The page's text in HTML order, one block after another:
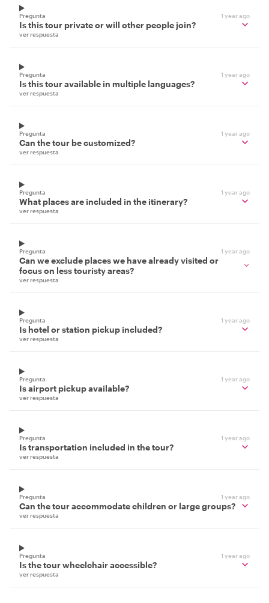
Pregunta 1 year ago
Is this tour private or will other people join?
ver respuesta
Pregunta 1 year ago
Is this tour available in multiple languages?
ver respuesta
Pregunta 1 year ago
Can the tour be customized?
ver respuesta
Pregunta 1 year ago
What places are included in the itinerary?
ver respuesta
Pregunta 1 year ago
Can we exclude places we have already visited or
focus on less touristy areas?
ver respuesta
Pregunta 1 year ago
Is hotel or station pickup included?
ver respuesta
Pregunta 1 year ago
Is airport pickup available?
ver respuesta
Pregunta 1 year ago
Is transportation included in the tour?
ver respuesta
Pregunta 1 year ago
Can the tour accommodate children or large groups?
ver respuesta
Pregunta 1 year ago
Is the tour wheelchair accessible?
ver respuesta